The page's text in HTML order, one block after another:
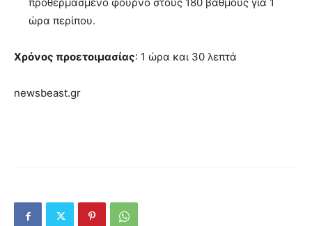
ώρα περίπου.
Χρόνος προετοιμασίας: 1 ώρα και 30 λεπτά
newsbeast.gr